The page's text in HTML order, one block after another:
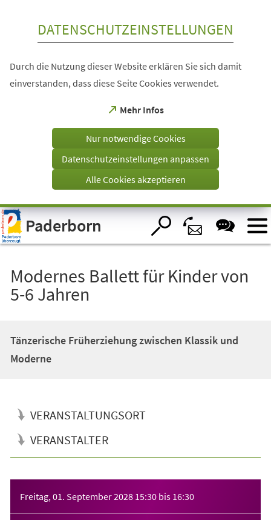
Visuelle
Assistenzsoftware
öffnen.
DATENSCHUTZEINSTELLUNGEN
Durch die Nutzung dieser Website erklären Sie sich damit
einverstanden, dass diese Seite Cookies verwendet.
Mehr Infos
(Öffnet
einem
Tab)
Nur notwendige Cookies
Datenschutzeinstellungen anpassen
Alle Cookies akzeptieren
Paderborn
Modernes Ballett für Kinder von
5-6 Jahren
Tänzerische Früherziehung zwischen Klassik und
Moderne
VERANSTALTUNGSORT
VERANSTALTER
Freitag, 01. September 2028 15:30 bis 16:30